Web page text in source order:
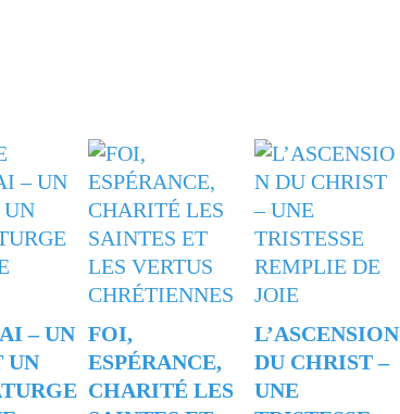
‒ UN
UN
FOI,
ESPÉRANCE,
CHARITÉ LES
L’ASCENSION
DU CHRIST –
UNE